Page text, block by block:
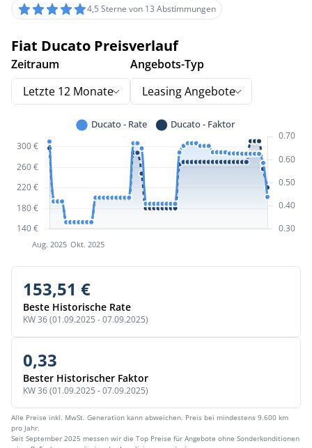
4,5 Sterne von 13 Abstimmungen
Fiat Ducato Preisverlauf
Zeitraum
Letzte 12 Monate
Angebots-Typ
Leasing Angebote
153,51 €
Beste Historische Rate
KW 36 (01.09.2025 - 07.09.2025)
0,33
Bester Historischer Faktor
KW 36 (01.09.2025 - 07.09.2025)
Alle Preise inkl. MwSt. Generation kann abweichen. Preis bei mindestens 9.600 km
pro Jahr.
Seit September 2025 messen wir die Top Preise für Angebote ohne Sonderkonditionen